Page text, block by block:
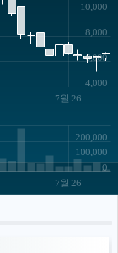
7월 26
4,000
6,000
8,000
10,000
7월 26
0
100,000
200,000